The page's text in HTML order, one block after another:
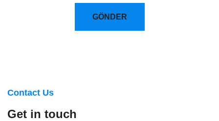
GÖNDER
Contact Us
Get in touch